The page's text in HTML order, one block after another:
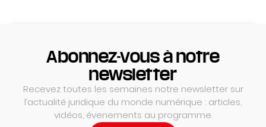
Abonnez-vous à notre
newsletter
Recevez toutes les semaines notre newsletter sur
l’actualité juridique du monde numérique : articles,
vidéos, évenements au programme.